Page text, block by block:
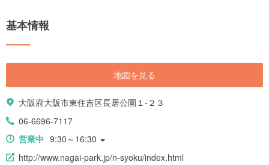
基本情報
地図を見る
大阪府大阪市東住吉区長居公園１-２３
06-6696-7117
営業中 9:30～16:30
http://www.nagai-park.jp/n-syoku/index.html